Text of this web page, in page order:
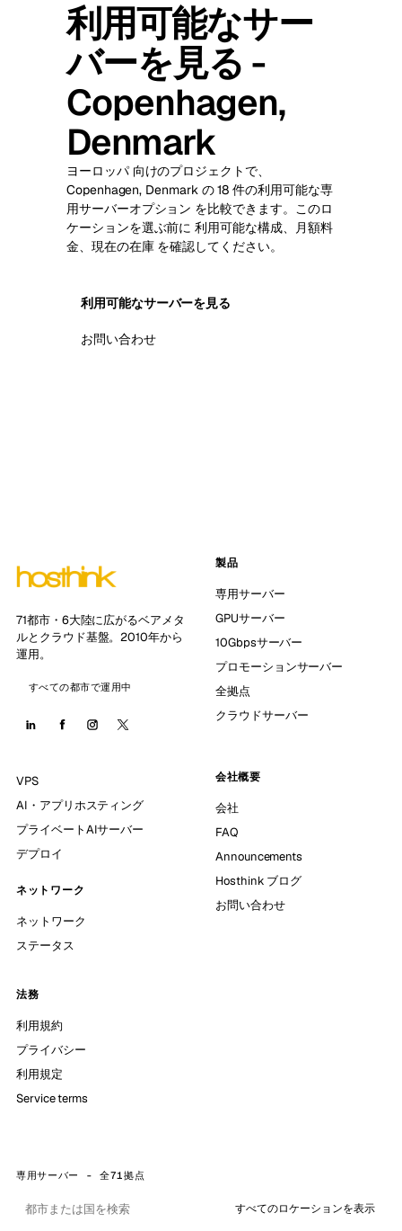
利用可能なサー
バーを見る -
Copenhagen,
Denmark
ヨーロッパ 向けのプロジェクトで、
Copenhagen, Denmark の 18 件の利用可能な専
用サーバーオプション を比較できます。このロ
ケーションを選ぶ前に 利用可能な構成、月額料
金、現在の在庫 を確認してください。
利用可能なサーバーを見る
お問い合わせ
71都市・6大陸に広がるベアメタ
ルとクラウド基盤。2010年から
運用。
すべての都市で運用中
製品
専用サーバー
GPUサーバー
10Gbpsサーバー
プロモーションサーバー
全拠点
クラウドサーバー
VPS
AI・アプリホスティング
プライベートAIサーバー
デプロイ
ネットワーク
ネットワーク
ステータス
会社概要
会社
FAQ
Announcements
Hosthink ブログ
お問い合わせ
法務
利用規約
プライバシー
利用規定
Service terms
専用サーバー - 全71拠点
すべてのロケーションを表示